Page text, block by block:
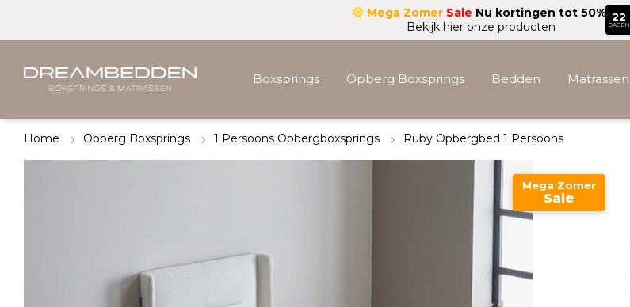
Mega Zomer Sale Nu kortingen tot 50%
Bekijk hier onze producten
22
DAGEN
Boxsprings Opberg Boxsprings Bedden Matrassen
Home Opberg Boxsprings 1 Persoons Opbergboxsprings Ruby Opbergbed 1 Persoons
Mega Zomer
Sale